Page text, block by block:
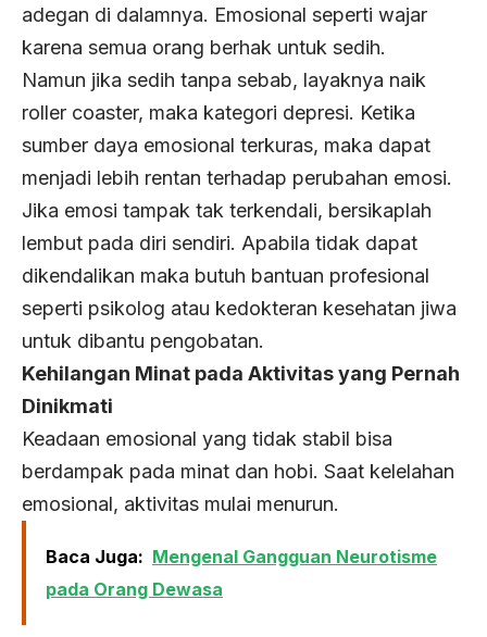
adegan di dalamnya. Emosional seperti wajar
karena semua orang berhak untuk sedih.
Namun jika sedih tanpa sebab, layaknya naik
roller coaster, maka kategori depresi. Ketika
sumber daya emosional terkuras, maka dapat
menjadi lebih rentan terhadap perubahan emosi.
Jika emosi tampak tak terkendali, bersikaplah
lembut pada diri sendiri. Apabila tidak dapat
dikendalikan maka butuh bantuan profesional
seperti psikolog atau kedokteran kesehatan jiwa
untuk dibantu pengobatan.
Kehilangan Minat pada Aktivitas yang Pernah
Dinikmati
Keadaan emosional yang tidak stabil bisa
berdampak pada minat dan hobi. Saat kelelahan
emosional, aktivitas mulai menurun.
Baca Juga: Mengenal Gangguan Neurotisme
pada Orang Dewasa